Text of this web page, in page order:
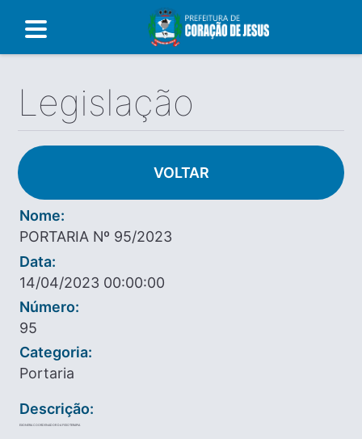
Legislação
VOLTAR
Nome:
PORTARIA Nº 95/2023
Data:
14/04/2023 00:00:00
Número:
95
Categoria:
Portaria
Descrição:
EXONERA COORDENADOR DA FISIOTERAPIA